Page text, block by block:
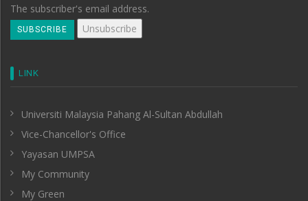
The subscriber's email address.
LINK
Universiti Malaysia Pahang Al-Sultan Abdullah
Vice-Chancellor's Office
Yayasan UMPSA
My Community
My Green